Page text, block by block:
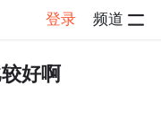
登录 频道
好啊